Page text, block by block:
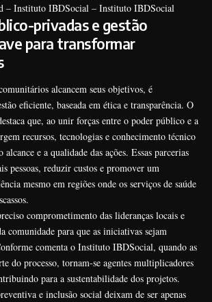
– Instituto IBDSocial – Instituto IBDSocial
privadas e gestão
para transformar
alcancem seus objetivos, é
eficiente, baseada em ética e transparência. O
que, ao unir forças entre o poder público e a
recursos, tecnologias e conhecimento técnico
alcance e a qualidade das ações. Essas parcerias
pessoas, reduzir custos e promover um
mesmo em regiões onde os serviços de saúde
comprometimento das lideranças locais e
comunidade para que as iniciativas sejam
comenta o Instituto IBDSocial, quando as
do processo, tornam-se agentes multiplicadores
para a sustentabilidade dos projetos.
e inclusão social deixam de ser apenas